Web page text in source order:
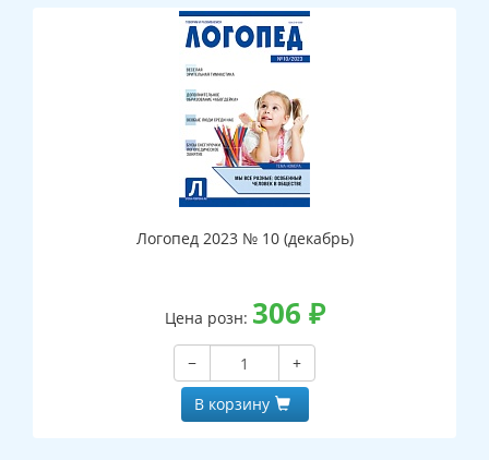
Логопед 2023 № 10 (декабрь)
Цена розн: 306 ₽
−
+
В корзину